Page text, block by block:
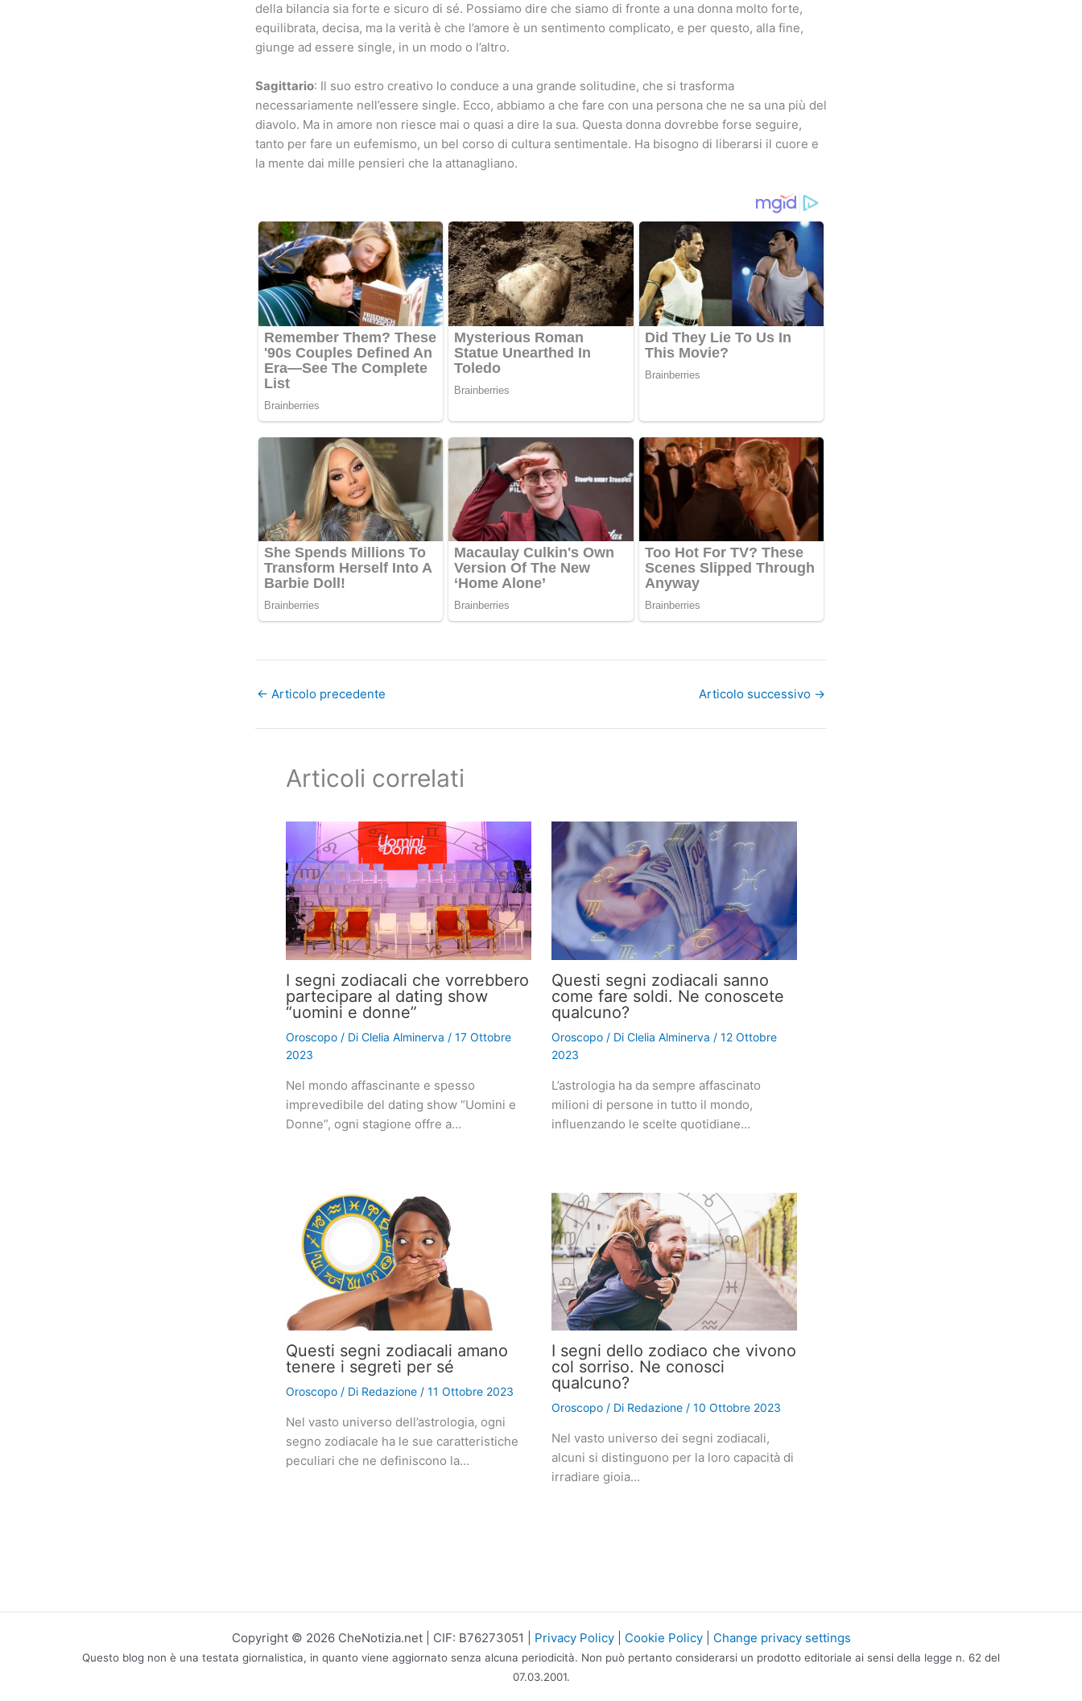
della bilancia sia forte e sicuro di sé. Possiamo dire che siamo di fronte a una donna molto forte,
equilibrata, decisa, ma la verità è che l’amore è un sentimento complicato, e per questo, alla fine,
giunge ad essere single, in un modo o l’altro.
Sagittario: Il suo estro creativo lo conduce a una grande solitudine, che si trasforma
necessariamente nell’essere single. Ecco, abbiamo a che fare con una persona che ne sa una più del
diavolo. Ma in amore non riesce mai o quasi a dire la sua. Questa donna dovrebbe forse seguire,
tanto per fare un eufemismo, un bel corso di cultura sentimentale. Ha bisogno di liberarsi il cuore e
la mente dai mille pensieri che la attanagliano.
← Articolo precedente Articolo successivo →
Articoli correlati
I segni zodiacali che vorrebbero
partecipare al dating show
“uomini e donne”
Oroscopo/ Di Clelia Alminerva / 17 Ottobre
2023
Nel mondo affascinante e spesso
imprevedibile del dating show “Uomini e
Donne”, ogni stagione offre a…
Questi segni zodiacali sanno
come fare soldi. Ne conoscete
qualcuno?
Oroscopo/ Di Clelia Alminerva / 12 Ottobre
2023
L’astrologia ha da sempre affascinato
milioni di persone in tutto il mondo,
influenzando le scelte quotidiane…
Questi segni zodiacali amano
tenere i segreti per sé
Oroscopo/ Di Redazione / 11 Ottobre 2023
Nel vasto universo dell’astrologia, ogni
segno zodiacale ha le sue caratteristiche
peculiari che ne definiscono la…
I segni dello zodiaco che vivono
col sorriso. Ne conosci
qualcuno?
Oroscopo/ Di Redazione / 10 Ottobre 2023
Nel vasto universo dei segni zodiacali,
alcuni si distinguono per la loro capacità di
irradiare gioia…
Copyright © 2026 CheNotizia.net | CIF: B76273051 | Privacy Policy| Cookie Policy| Change privacy settings
Questo blog non è una testata giornalistica, in quanto viene aggiornato senza alcuna periodicità. Non può pertanto considerarsi un prodotto editoriale ai sensi della legge n. 62 del
07.03.2001.